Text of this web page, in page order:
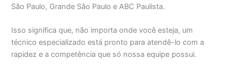
São Paulo, Grande São Paulo e ABC Paulista.
Isso significa que, não importa onde você esteja, um
técnico especializado está pronto para atendê-lo com a
rapidez e a competência que só nossa equipe possui.